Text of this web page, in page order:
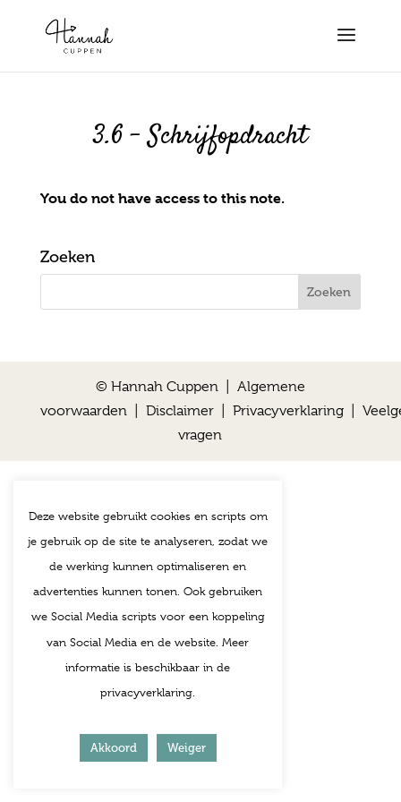
3.6 – Schrijfopdracht
You do not have access to this note.
Zoeken
© Hannah Cuppen | Algemene
voorwaarden| Disclaimer| Privacyverklaring|
vragen
Deze website gebruikt cookies en scripts om
je gebruik op de site te analyseren, zodat we
de werking kunnen optimaliseren en
advertenties kunnen tonen. Ook gebruiken
we Social Media scripts voor een koppeling
van Social Media en de website. Meer
informatie is beschikbaar in de
privacyverklaring.
Akkoord Weiger